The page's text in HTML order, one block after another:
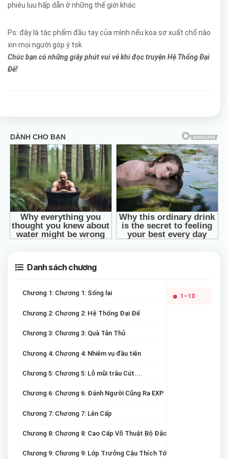
phiêu luu hấp dẫn ở những thế giới khác
Ps: đây là tác phẩm đầu tay của mình nếu koa sơ xuất chổ nào
xin mọi người góp ý tsk
Chúc bạn có những giây phút vui vẻ khi đọc truyện Hệ Thống Đại
Đế!
Danh sách chương
Chương 1: Chương 1: Sống lại
Chương 2: Chương 2: Hệ Thống Đại Đế
Chương 3: Chương 3: Quà Tân Thủ
Chương 4: Chương 4: Nhiêm vụ đầu tiên
Chương 5: Chương 5: Lỗ mũi trâu Cút....
Chương 6: Chương 6: Đánh Người Cũng Ra EXP
Chương 7: Chương 7: Lên Cấp
Chương 8: Chương 8: Cao Cấp Võ Thuật Bộ Đặc Chủng
Chương 9: Chương 9: Lớp Trưởng Cậu Thích Tớ À
1–10